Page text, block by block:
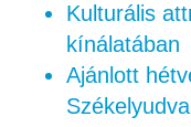
Kulturális
kínálatában
Ajánlott